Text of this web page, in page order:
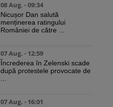
08 Aug. - 09:34
Nicușor Dan salută
menținerea ratingului
României de către ...
07 Aug. - 12:59
Încrederea în Zelenski scade
după protestele provocate de
07 Aug. - 16:01